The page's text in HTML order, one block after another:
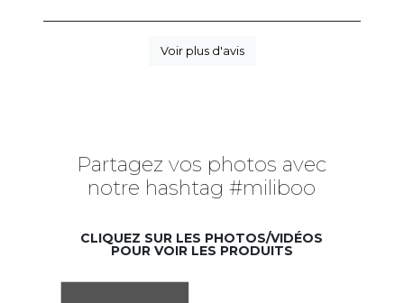
Voir plus d'avis
Partagez vos photos avec
notre hashtag #miliboo
CLIQUEZ SUR LES PHOTOS/VIDÉOS
POUR VOIR LES PRODUITS